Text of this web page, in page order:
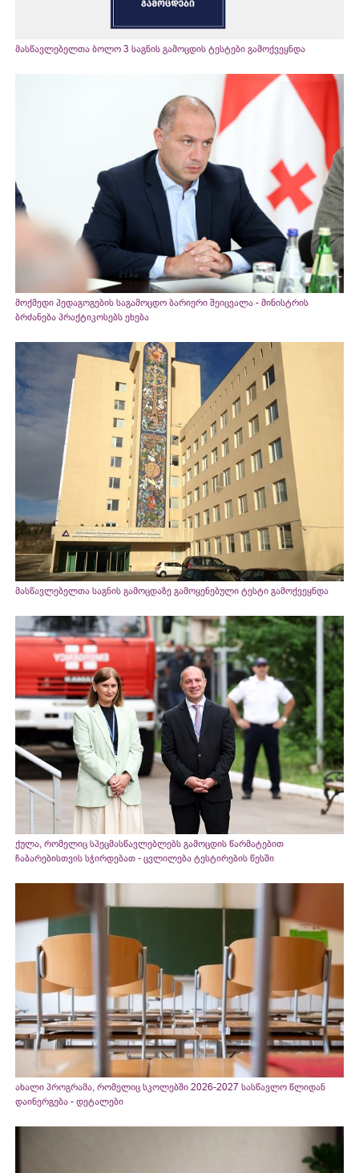
მასწავლებელთა ბოლო 3 საგნის გამოცდის ტესტები გამოქვეყნდა
მოქმედი პედაგოგების საგამოცდო ბარიერი შეიცვალა - მინისტრის
ბრძანება პრაქტიკოსებს ეხება
მასწავლებელთა საგნის გამოცდაზე გამოყენებული ტესტი გამოქვეყნდა
ქულა, რომელიც სპეცმასწავლებლებს გამოცდის წარმატებით
ჩაბარებისთვის სჭირდებათ - ცვლილება ტესტირების წესში
ახალი პროგრამა, რომელიც სკოლებში 2026-2027 სასწავლო წლიდან
დაინერგება - დეტალები